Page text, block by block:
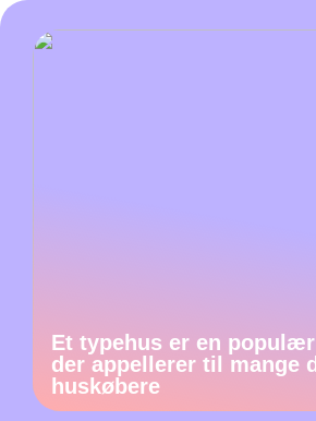
Et typehus er en
der appellerer til mange
huskøbere